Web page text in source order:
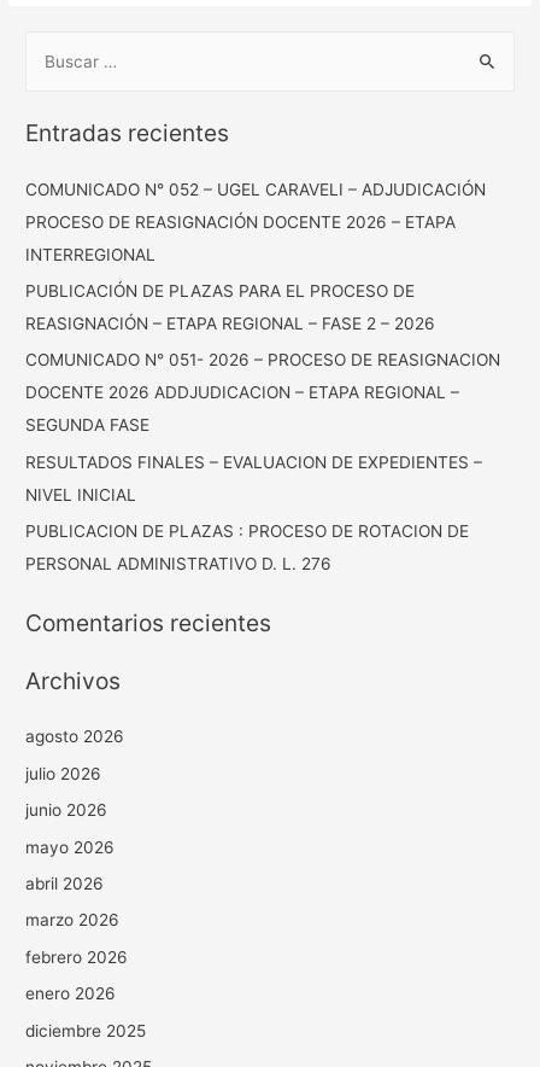
Entradas recientes
COMUNICADO N° 052 – UGEL CARAVELI – ADJUDICACIÓN
PROCESO DE REASIGNACIÓN DOCENTE 2026 – ETAPA
INTERREGIONAL
PUBLICACIÓN DE PLAZAS PARA EL PROCESO DE
REASIGNACIÓN – ETAPA REGIONAL – FASE 2 – 2026
COMUNICADO N° 051- 2026 – PROCESO DE REASIGNACION
DOCENTE 2026 ADDJUDICACION – ETAPA REGIONAL –
SEGUNDA FASE
RESULTADOS FINALES – EVALUACION DE EXPEDIENTES –
NIVEL INICIAL
PUBLICACION DE PLAZAS : PROCESO DE ROTACION DE
PERSONAL ADMINISTRATIVO D. L. 276
Comentarios recientes
Archivos
agosto 2026
julio 2026
junio 2026
mayo 2026
abril 2026
marzo 2026
febrero 2026
enero 2026
diciembre 2025